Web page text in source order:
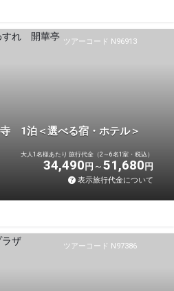
ツアーコード N96913
1泊＜選べる宿・ホテル＞
大人1名様あたり 旅行代金（2～6名1室・税込）
34,490 円 51,680 円
表示旅行代金について
ツアーコード N97386